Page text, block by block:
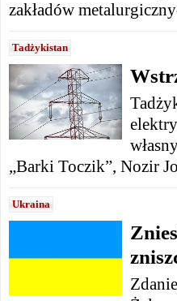
zakładów
Tadżykistan
„Barki Toczik”, Nozir
Ukraina